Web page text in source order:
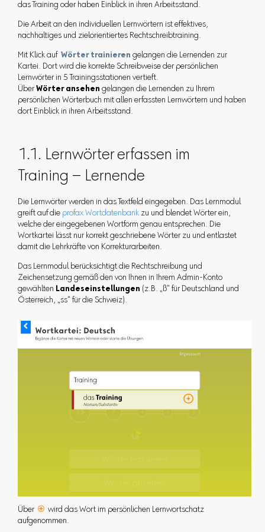
das Training oder haben Einblick in ihren Arbeitsstand.
Die Arbeit an den individuellen Lernwörtern ist effektives,
nachhaltiges und zielorientiertes Rechtschreibtraining.
Mit Klick auf Wörter trainieren gelangen die Lernenden zur
Kartei. Dort wird die korrekte Schreibweise der persönlichen
Lernwörter in 5 Trainingsstationen vertieft.
Über Wörter ansehen gelangen die Lernenden zu Ihrem
persönlichen Wörterbuch mit allen erfassten Lernwörtern und haben
dort Einblick in ihren Arbeitsstand.
1.1. Lernwörter erfassen im
Training – Lernende
Die Lernwörter werden in das Textfeld eingegeben. Das Lernmodul
greift auf die profax Wortdatenbankzu und blendet Wörter ein,
welche der eingegebenen Wortform genau entsprechen. Die
Wortkartei lässt nur korrekt geschriebene Wörter zu und entlastet
damit die Lehrkräfte von Korrekturarbeiten.
Das Lernmodul berücksichtigt die Rechtschreibung und
Zeichensetzung gemäß den von Ihnen in Ihrem Admin-Konto
gewählten Landeseinstellungen (z.B. „ß“ für Deutschland und
Österreich, „ss“ für die Schweiz).
Über wird das Wort im persönlichen Lernwortschatz
aufgenommen.